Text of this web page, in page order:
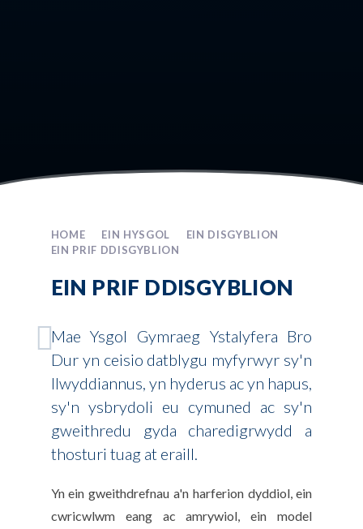
HOME EIN HYSGOL
EIN DISGYBLION
EIN PRIF DDISGYBLION
EIN PRIF DDISGYBLION
Mae Ysgol Gymraeg Ystalyfera Bro
Dur yn ceisio datblygu myfyrwyr sy'n
llwyddiannus, yn hyderus ac yn hapus,
sy'n ysbrydoli eu cymuned ac sy'n
gweithredu gyda charedigrwydd a
thosturi tuag at eraill.
Yn ein gweithdrefnau a'n harferion dyddiol, ein
cwricwlwm eang ac amrywiol, ein model